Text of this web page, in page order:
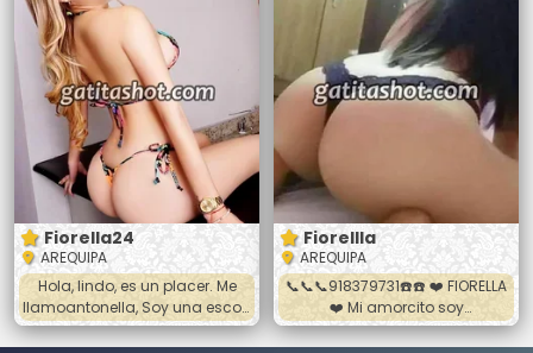
Fiorella24
AREQUIPA
Hola, lindo, es un placer. Me
llamoantonella, Soy una escort
culona muy carnosa, buenas
Fiorellla
AREQUIPA
📞📞📞918379731☎️☎️ ❤️ FIORELLA
❤️ Mi amorcito soy
complaciente amable nada